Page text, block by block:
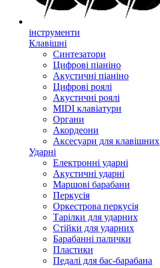
інструменти
Клавішні
Синтезатори
Цифрові піаніно
Акустичні піаніно
Цифрові роялі
Акустичні роялі
MIDI клавіатури
Органи
Акордеони
Аксесуари для клавішних
Ударні
Електронні ударні
Акустичні ударні
Маршові барабани
Перкусія
Оркестрова перкусія
Тарілки для ударних
Стійки для ударних
Барабанні палички
Пластики
Педалі для бас-барабана